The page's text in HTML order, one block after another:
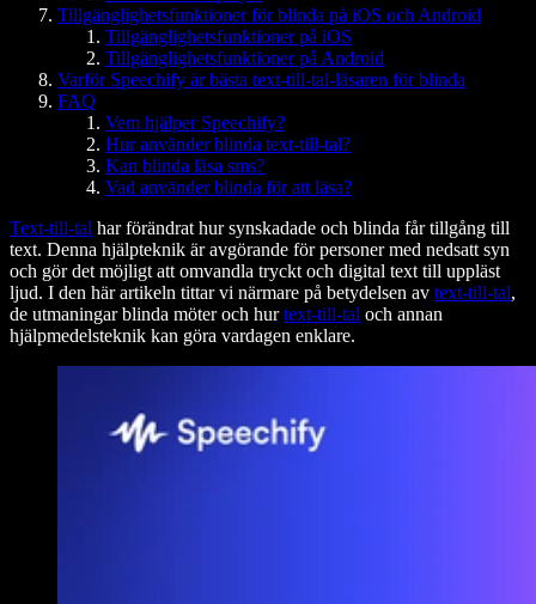
Tillgänglighetsfunktioner för blinda på iOS och Android
Tillgänglighetsfunktioner på iOS
Tillgänglighetsfunktioner på Android
Varför Speechify är bästa text-till-tal-läsaren för blinda
FAQ
Vem hjälper Speechify?
Hur använder blinda text-till-tal?
Kan blinda läsa sms?
Vad använder blinda för att läsa?
Text-till-tal har förändrat hur synskadade och blinda får tillgång till
text. Denna hjälpteknik är avgörande för personer med nedsatt syn
och gör det möjligt att omvandla tryckt och digital text till uppläst
ljud. I den här artikeln tittar vi närmare på betydelsen av text-till-tal,
de utmaningar blinda möter och hurtext-till-tal och annan
hjälpmedelsteknik kan göra vardagen enklare.